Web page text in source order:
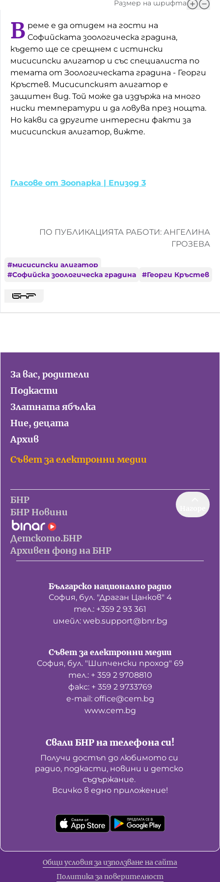
Питаме Ви
До ре ми
Размер на шрифта
В реме е да отидем на гости на
Софийската зоологическа градина,
където ще се срещнем с истински
мисисипски алигатор и със специалиста по
темата от Зоологическата градина - Георги
Кръстев. Мисисипският алигатор е
защитен вид. Той може да издържа на много
ниски температури и да ловува през нощта.
Но какви са другите интересни факти за
мисисипския алигатор, вижте.
Гласове от Зоопарка | Епизод 3
ПО ПУБЛИКАЦИЯТА РАБОТИ: АНГЕЛИНА
ГРОЗЕВА
#мисисипски алигатор
#Софийска зоологическа градина #Георги Кръстев
За вас, родители
Подкасти
Златната ябълка
Ние, децата
Архив
Съвет за електронни медии
БНР
БНР Новини
Детското.БНР
Архивен фонд на БНР
Българско национално радио
София, бул. "Драган Цанков" 4
тел.: +359 2 93 361
имейл: web.support@bnr.bg
Свали БНР на телефона си!
Получи достъп до любимото си
радио, подкасти, новини и детско
съдържание.
Всичко в едно приложение!
Съвет за електронни медии
София, бул. "Шипченски проход" 69
тел.: + 359 2 9708810
факс: + 359 2 9733769
е-mail: office@cem.bg
www.cem.bg
Общи условия за използване на сайта
Политика за поверителност